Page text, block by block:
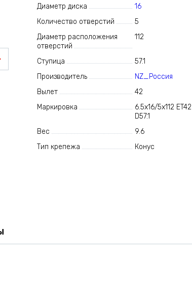
Диаметр диска
16
Количество отверстий
5
Диаметр расположения
отверстий
112
Ступица
57.1
Производитель
NZ_Россия
Вылет
42
Маркировка
6.5x16/5x112 ET42
D57.1
Вес
9.6
Тип крепежа
Конус